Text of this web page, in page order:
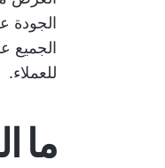
الجودة
الجميع
للعملاء.
ما